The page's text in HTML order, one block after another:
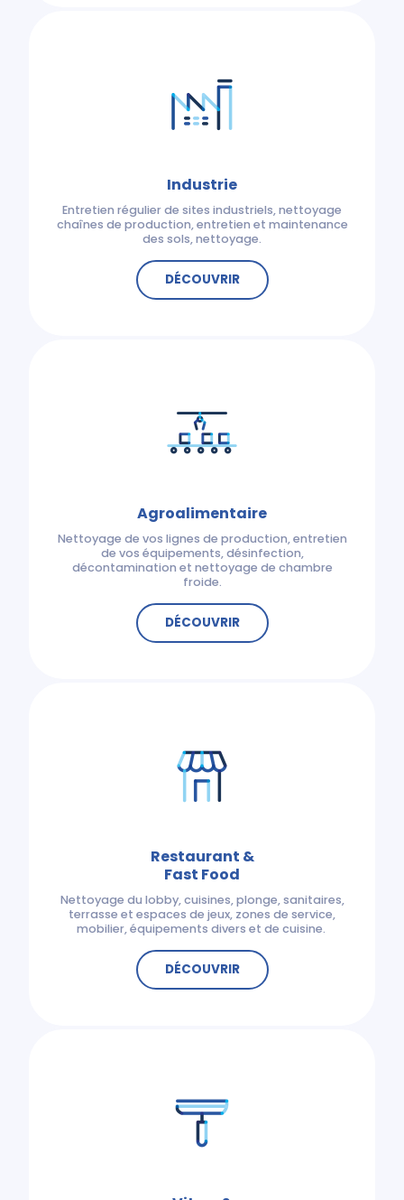
Industrie
Entretien régulier de sites industriels, nettoyage
chaînes de production, entretien et maintenance
des sols, nettoyage.
DÉCOUVRIR
Agroalimentaire
Nettoyage de vos lignes de production, entretien
de vos équipements, désinfection,
décontamination et nettoyage de chambre
froide.
DÉCOUVRIR
Restaurant &
Fast Food
Nettoyage du lobby, cuisines, plonge, sanitaires,
terrasse et espaces de jeux, zones de service,
mobilier, équipements divers et de cuisine.
DÉCOUVRIR